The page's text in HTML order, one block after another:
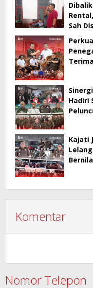
Sah
Hadiri
Kajati
Komentar
Nomor Telepon